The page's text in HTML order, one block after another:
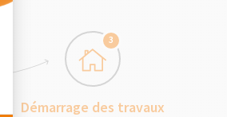
3
Démarrage des travaux
vos Options